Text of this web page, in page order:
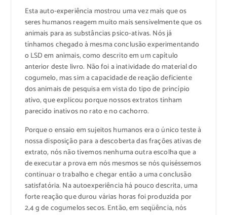
Esta auto-experiência mostrou uma vez mais que os
seres humanos reagem muito mais sensivelmente que os
animais para as substâncias psico-ativas. Nós já
tínhamos chegado à mesma conclusão experimentando
o LSD em animais, como descrito em um capítulo
anterior deste livro. Não foi a inatividade do material do
cogumelo, mas sim a capacidade de reação deficiente
dos animais de pesquisa em vista do tipo de princípio
ativo, que explicou porque nossos extratos tinham
parecido inativos no rato e no cachorro.
Porque o ensaio em sujeitos humanos era o único teste à
nossa disposição para a descoberta das frações ativas de
extrato, nós não tivemos nenhuma outra escolha que a
de executar a prova em nós mesmos se nós quiséssemos
continuar o trabalho e chegar então a uma conclusão
satisfatória. Na autoexperiência há pouco descrita, uma
forte reação que durou várias horas foi produzida por
2,4 g de cogumelos secos. Então, em seqüência, nós